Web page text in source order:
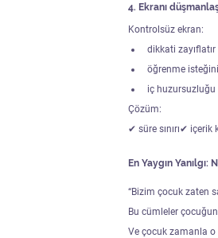
4. Ekranı
Kontrolsüz ekran:
dikkati zayıflatır
öğrenme
iç huzursuzluğu
Çözüm:
✔ süre sınırı✔
En Yaygın
“Bizim çocuk zaten
Bu cümleler
Ve çocuk zamanla